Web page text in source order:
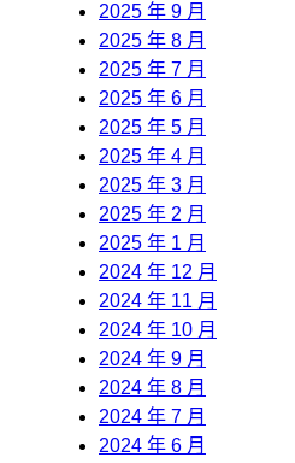
2025 年 9 月
2025 年 8 月
2025 年 7 月
2025 年 6 月
2025 年 5 月
2025 年 4 月
2025 年 3 月
2025 年 2 月
2025 年 1 月
2024 年 12 月
2024 年 11 月
2024 年 10 月
2024 年 9 月
2024 年 8 月
2024 年 7 月
2024 年 6 月